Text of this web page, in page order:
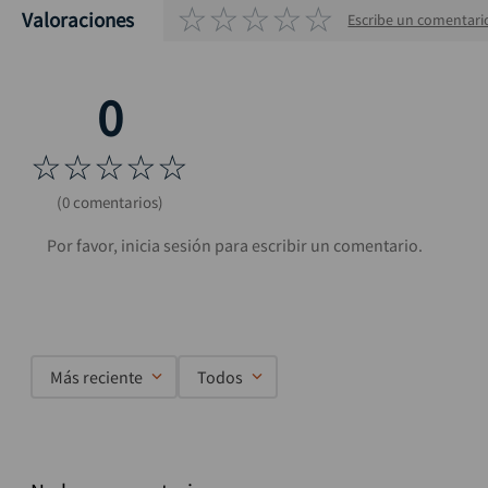
Valoraciones ☆☆☆☆☆ Escribe un
☆☆☆☆☆
(0 comentarios)
Más reciente Todos